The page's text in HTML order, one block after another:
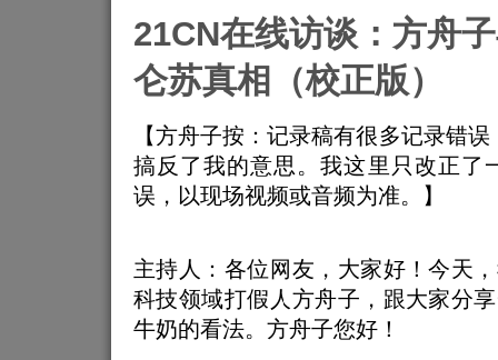
21CN在线访谈：方舟
仑苏真相（校正版）
【方舟子按：记录稿有很多记录错
搞反了我的意思。我这里只改正了
误，以现场视频或音频为准。】
主持人：各位网友，大家好！今天
科技领域打假人方舟子，跟大家分
牛奶的看法。方舟子您好！